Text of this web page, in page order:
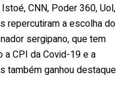
CNN, Poder 360, Uol,
repercutiram a escolha do
sergipano, que tem
CPI da Covid-19 e a
também ganhou destaque